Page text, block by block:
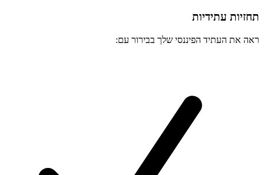
תחזיות עתידיות
ראה את העתיד הפיננסי שלך בבירור עם: